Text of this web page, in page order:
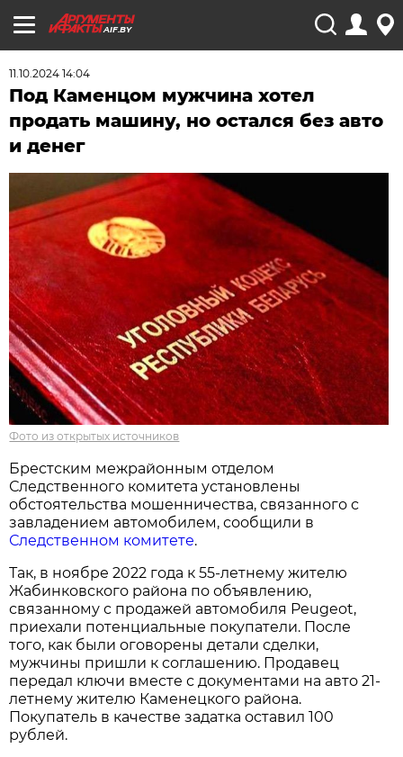
AIF.BY
11.10.2024 14:04
Под Каменцом мужчина хотел
продать машину, но остался без авто
и денег
Фото из открытых источников
Брестским межрайонным отделом
Следственного комитета установлены
обстоятельства мошенничества, связанного с
завладением автомобилем, сообщили в
Следственном комитете.
Так, в ноябре 2022 года к 55-летнему жителю
Жабинковского района по объявлению,
связанному с продажей автомобиля Peugeot,
приехали потенциальные покупатели. После
того, как были оговорены детали сделки,
мужчины пришли к соглашению. Продавец
передал ключи вместе с документами на авто 21-
летнему жителю Каменецкого района.
Покупатель в качестве задатка оставил 100
рублей.